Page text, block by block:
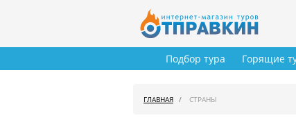
Подбор тура Горящие
ГЛАВНАЯ СТРАНЫ